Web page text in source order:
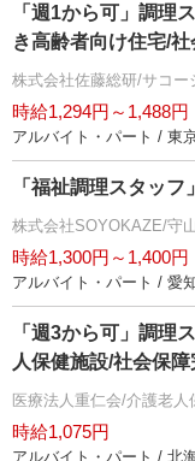
「週1から可」調理
き高齢者向け住宅/
株式会社佐藤総研/サコー
時給1,294円～1,488円
アルバイト・パート / 東
「福祉調理スタッ
株式会社SOYOKAZE/守
時給1,300円～1,400円
アルバイト・パート / 愛
「週3から可」調理
人保健施設/社会保障
医療法人重仁会/介護老
時給1,075円
アルバイト・パート / 北